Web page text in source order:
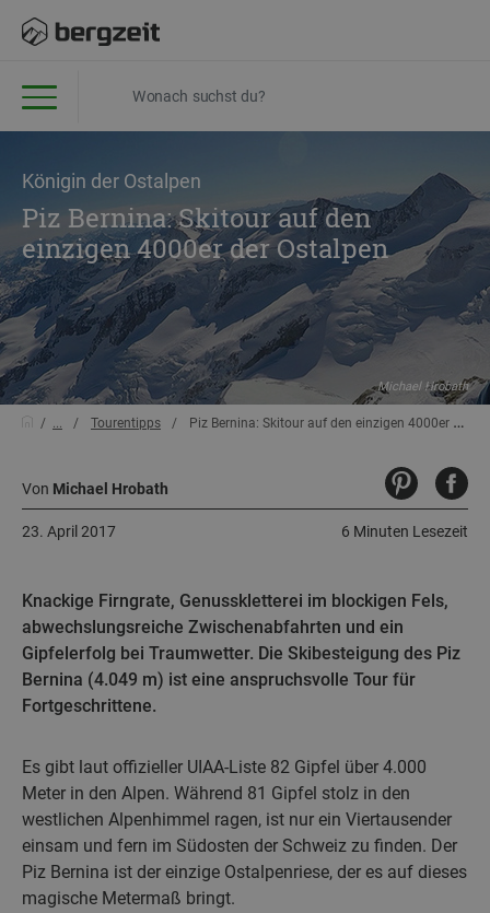
Königin der Ostalpen
Piz Bernina: Skitour auf den
einzigen 4000er der Ostalpen
Michael Hrobath
... Tourentipps Piz Bernina: Skitour auf den einzigen 4000er der Ostalpen
Von Michael Hrobath
6 Minuten Lesezeit
23. April 2017
Knackige Firngrate, Genusskletterei im blockigen Fels,
abwechslungsreiche Zwischenabfahrten und ein
Gipfelerfolg bei Traumwetter. Die Skibesteigung des Piz
Bernina (4.049 m) ist eine anspruchsvolle Tour für
Fortgeschrittene.
Es gibt laut offizieller UIAA-Liste 82 Gipfel über 4.000
Meter in den Alpen. Während 81 Gipfel stolz in den
westlichen Alpenhimmel ragen, ist nur ein Viertausender
einsam und fern im Südosten der Schweiz zu finden. Der
Piz Bernina ist der einzige Ostalpenriese, der es auf dieses
magische Metermaß bringt.